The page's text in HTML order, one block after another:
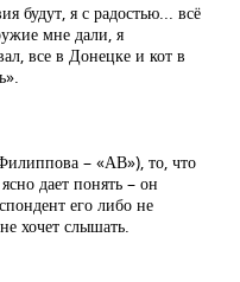
будут, я с радостью... всё
мне дали, я
все в Донецке и кот в
– «АВ»), то, что
дает понять – он
его либо не
хочет слышать.